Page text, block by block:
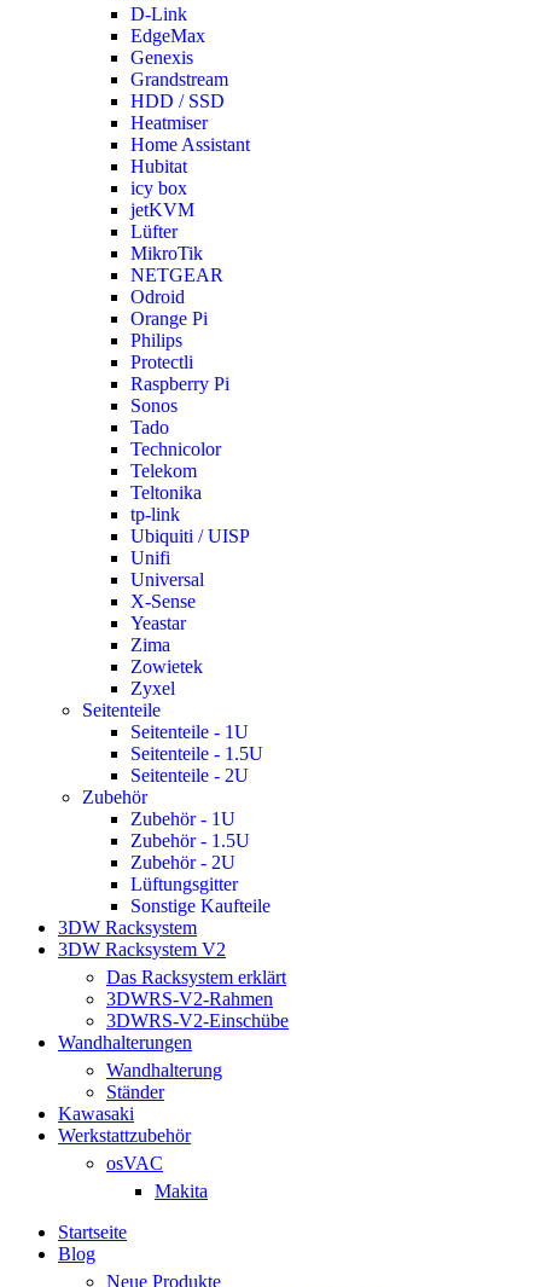
D-Link
EdgeMax
Genexis
Grandstream
HDD / SSD
Heatmiser
Home Assistant
Hubitat
icy box
jetKVM
Lüfter
MikroTik
NETGEAR
Odroid
Orange Pi
Philips
Protectli
Raspberry Pi
Sonos
Tado
Technicolor
Telekom
Teltonika
tp-link
Ubiquiti / UISP
Unifi
Universal
X-Sense
Yeastar
Zima
Zowietek
Zyxel
Seitenteile
Seitenteile - 1U
Seitenteile - 1.5U
Seitenteile - 2U
Zubehör
Zubehör - 1U
Zubehör - 1.5U
Zubehör - 2U
Lüftungsgitter
Sonstige Kaufteile
3DW Racksystem
3DW Racksystem V2
Das Racksystem erklärt
3DWRS-V2-Rahmen
3DWRS-V2-Einschübe
Wandhalterungen
Wandhalterung
Ständer
Kawasaki
Werkstattzubehör
osVAC
Makita
Startseite
Blog
Neue Produkte